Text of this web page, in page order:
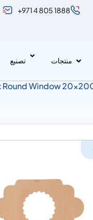
+971 4 805 1888
منتجات تصنيع